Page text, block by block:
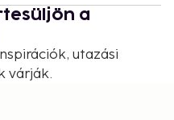
a
utazási
várják.